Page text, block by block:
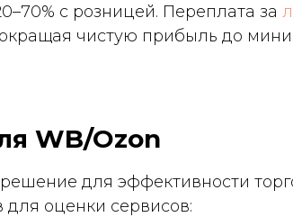
с розницей. Переплата за
чистую прибыль до
WB/Ozon
для эффективности
для оценки сервисов: